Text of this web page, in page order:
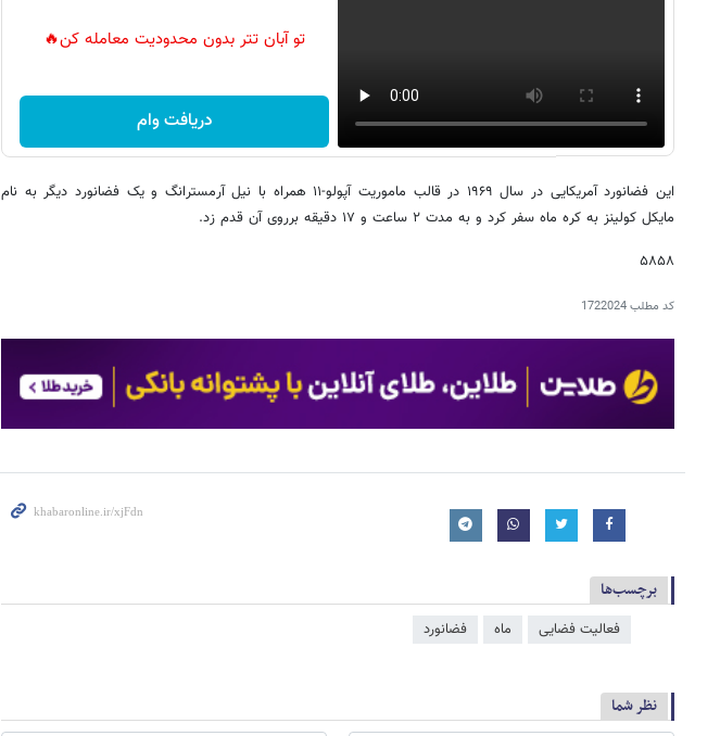
تو آبان تتر بدون محدودیت معامله کن🔥
دریافت وام
این فضانورد آمریکایی در سال ۱۹۶۹ در قالب ماموریت آپولو-۱۱ همراه با نیل آرمسترانگ و یک فضانورد دیگر به نام
مایکل کولینز به کره ماه سفر کرد و به مدت ۲ ساعت و ۱۷ دقیقه برروی آن قدم زد.
۵۸۵۸
کد مطلب1722024
برچسب‌ها
فعالیت فضایی ماه فضانورد
نظر شما